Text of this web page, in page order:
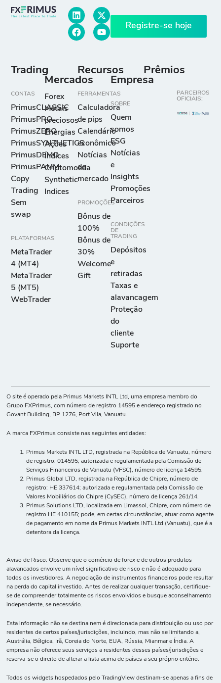
Registre-se hoje
Trading
CONTAS
PrimusCLASSIC
PrimusPRO
PrimusZERO
PrimusSYNTHETICS
PrimusDEMO
PrimusPAMM
Copy
Trading
Sem
swap
PLATAFORMAS
MetaTrader
4 (MT4)
MetaTrader
5 (MT5)
WebTrader
Mercados
Forex
Metais
preciosos
Energias
Ações
Índices
Criptomoeda
Synthetic
Indices
Recursos
FERRAMENTAS
Calculadora
de pips
Calendário
econômico
Notícias
de
mercado
PROMOÇÕES
Bônus de
100%
Bônus de
30%
Welcome
Gift
Empresa
SOBRE
Quem
somos
ESG
Notícias
e
Insights
Promoções
Parceiros
CONDIÇÕES
DE
TRADING
Depósitos
e
retiradas
Taxas e
alavancagem
Proteção
do
cliente
Suporte
Prêmios
PARCEIROS
OFICIAIS:
O site é operado pela Primus Markets INTL Ltd, uma empresa membro do
Grupo FXPrimus, com número de registro 14595 e endereço registrado no
Govant Building, BP 1276, Port Vila, Vanuatu.
A marca FXPrimus consiste nas seguintes entidades:
Primus Markets INTL LTD, registrada na República de Vanuatu, número
de registro: 014595; autorizada e regulamentada pela Comissão de
Serviços Financeiros de Vanuatu (VFSC), número de licença 14595.
Primus Global LTD, registrada na República de Chipre, número de
registro: HE 337614; autorizada e regulamentada pela Comissão de
Valores Mobiliários do Chipre (CySEC), número de licença 261/14.
Primus Solutions LTD, localizada em Limassol, Chipre, com número de
registro HE 410155; pode, em certas circunstâncias, atuar como agente
de pagamento em nome da Primus Markets INTL Ltd (Vanuatu), que é a
detentora da licença.
Aviso de Risco: Observe que o comércio de forex e de outros produtos
alavancados envolve um nível significativo de risco e não é adequado para
todos os investidores. A negociação de instrumentos financeiros pode resultar
na perda do capital investido. Antes de realizar qualquer transação, certifique-
se de compreender totalmente os riscos envolvidos e busque aconselhamento
independente, se necessário.
Esta informação não se destina nem é direcionada para distribuição ou uso por
residentes de certos países/jurisdições, incluindo, mas não se limitando a,
Austrália, Bélgica, Irã, Coreia do Norte, EUA, Rússia, Mianmar e Índia. A
empresa não oferece seus serviços a residentes desses países/jurisdições e
reserva-se o direito de alterar a lista acima de países a seu próprio critério.
Todos os widgets hospedados pelo TradingView destinam-se apenas a fins de